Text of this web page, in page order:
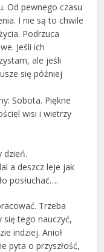
Od pewnego czasu
I nie są to chwile
Podrzuca
Jeśli ich
ale jeśli
się później
Sobota. Piękne
wisi i wietrzy
dzień.
a deszcz leje jak
posłuchać….
Trzeba
się tego nauczyć,
indziej. Anioł
pyta o przyszłość,